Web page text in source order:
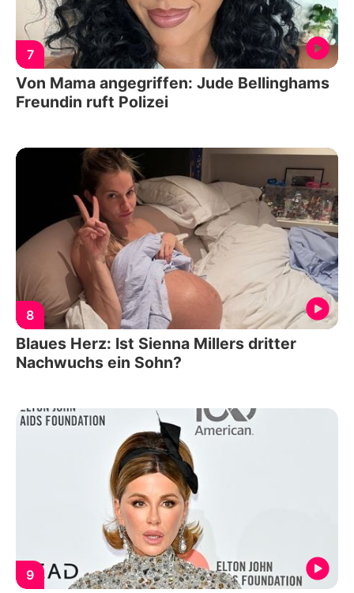
7
Von Mama angegriffen: Jude Bellinghams
Freundin ruft Polizei
8
Blaues Herz: Ist Sienna Millers dritter
Nachwuchs ein Sohn?
9